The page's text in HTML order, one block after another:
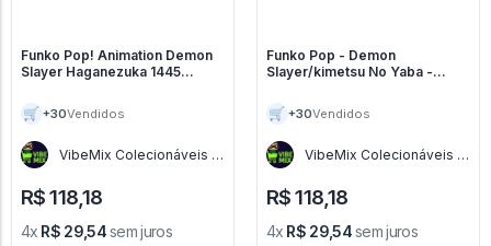
Funko Pop! Animation Demon
Slayer Haganezuka 1445
🛒 +30Vendidos
VibeMix Colecionáveis -
R$ 118,18
4x R$ 29,54sem juros
Funko Pop - Demon
Slayer/kimetsu No Yaba -
🛒 +30Vendidos
VibeMix Colecionáveis -
R$ 118,18
4x R$ 29,54sem juros